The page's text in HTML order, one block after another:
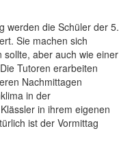
werden die Schüler der 5.
Sie machen sich
aber auch wie einer
Tutoren erarbeiten
Nachmittagen
in der
in ihrem eigenen
ist der Vormittag